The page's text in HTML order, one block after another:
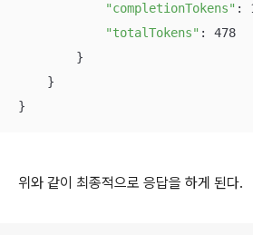
"completionTokens" :
"totalTokens" : 478
        }
    }
}
위와 같이 최종적으로 응답을 하게 된다.